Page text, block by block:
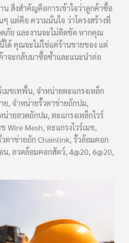
สิ่งสำคัญคือการเข้าใจว่าลูกค้าซื้อ
ๆ แต่คือ ความมั่นใจ ว่าโครงสร้างที่
ดภัย และงานจะไม่ติดขัด หากคุณ
ได้ คุณจะไม่ใช่แค่ร้านขายของ แต่
าจะกลับมาซื้อซ้ำและแนะนำต่อ
เมชเทพื้น, จำหน่ายตะแกรงเหล็ก
ย, จำหน่ายรั้วตาข่ายถักปม,
ายลวดถักปม, ตะแกรงเหล็กไวร์
Wire Mesh, ตะแกรงไวร์เมช,
วตาข่ายถัก Chainlink, รั้วล้อมคอก
, ลวดล้อมคอกสัตว์, 4@20, 6@20,